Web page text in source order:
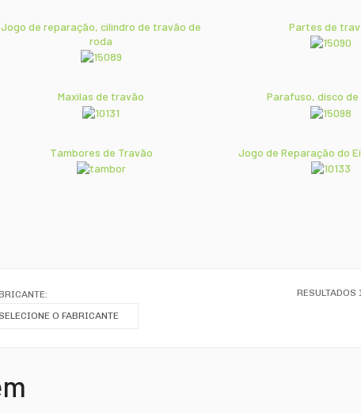
Jogo de reparação, cilindro de travão de
roda
Partes de
Maxilas de travão Parafuso, disco
Tambores de Travão Jogo de Reparação do
O FABRICANTE